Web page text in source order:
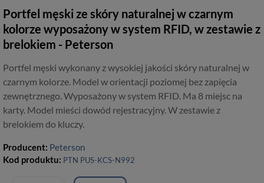
Portfel męski ze skóry naturalnej w czarnym
kolorze wyposażony w system RFID, w zestawie z
brelokiem - Peterson
Portfel męski wykonany z wysokiej jakości skóry naturalnej w
czarnym kolorze. Model w orientacji poziomej bez zapięcia
zewnętrznego. Wyposażony w system RFID. Ma 8 miejsc na
karty. Model mieści dowód rejestracyjny. W zestawie z
brelokiem do kluczy.
Producent: Peterson
Kod produktu: PTN PUS-KCS-N992